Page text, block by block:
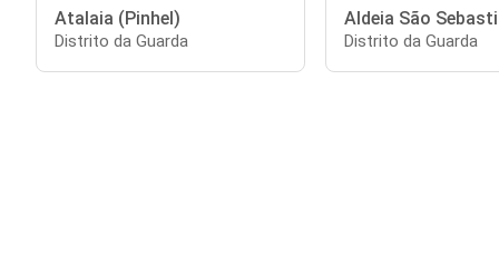
Atalaia (Pinhel)
Distrito da Guarda
Aldeia São
Distrito da Guarda